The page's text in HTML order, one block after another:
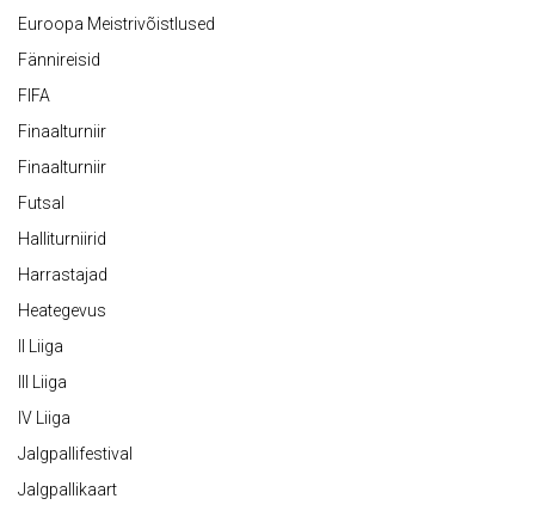
Euroopa Meistrivõistlused
Fännireisid
FIFA
Finaalturniir
Finaalturniir
Futsal
Halliturniirid
Harrastajad
Heategevus
II Liiga
III Liiga
IV Liiga
Jalgpallifestival
Jalgpallikaart